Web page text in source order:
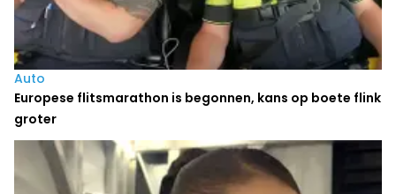
Auto
Europese flitsmarathon is begonnen, kans op boete flink
groter